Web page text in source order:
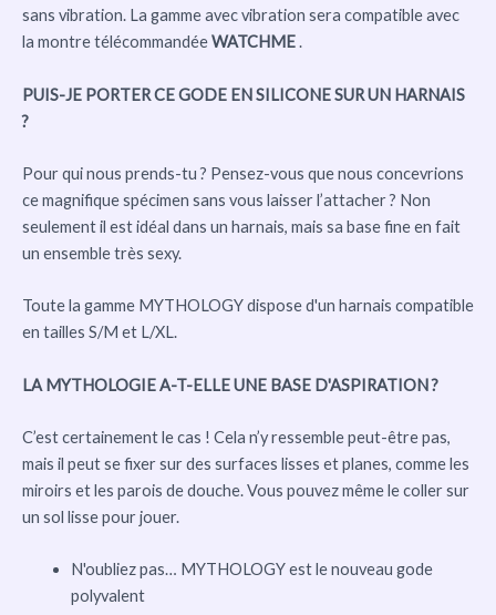
sans vibration. La gamme avec vibration sera compatible avec
la montre télécommandéeWATCHME.
PUIS-JE PORTER CE GODE EN SILICONE SUR UN HARNAIS
?
Pour qui nous prends-tu ? Pensez-vous que nous concevrions
ce magnifique spécimen sans vous laisser l’attacher ? Non
seulement il est idéal dans un harnais, mais sa base fine en fait
un ensemble très sexy.
Toute la gamme MYTHOLOGY dispose d'un harnais compatible
en tailles S/M et L/XL.
LA MYTHOLOGIE A-T-ELLE UNE BASE D'ASPIRATION ?
C’est certainement le cas ! Cela n’y ressemble peut-être pas,
mais il peut se fixer sur des surfaces lisses et planes, comme les
miroirs et les parois de douche. Vous pouvez même le coller sur
un sol lisse pour jouer.
N'oubliez pas… MYTHOLOGY est le nouveau gode
polyvalent